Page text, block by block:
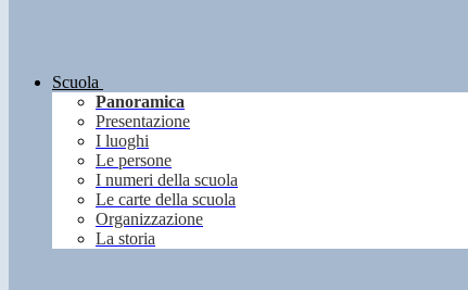
Scuola
Panoramica
Presentazione
I luoghi
Le persone
I numeri della scuola
Le carte della scuola
Organizzazione
La storia